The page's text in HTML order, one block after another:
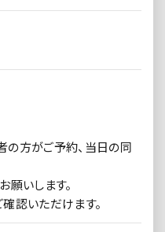
の方がご予約、当日の同
願いします。
認いただけます。